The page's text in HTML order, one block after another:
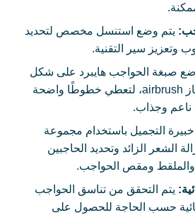
: يتم وضع استنسل مخصص لتحديد
وتعزيز سير التقنية.
صبغة الحواجب هايبرد على شكل
طبقات باستخدام جهاز airbrush، لتعطي خطوطًا واضحة
ناعم وجذاب.
التجميل باستخدام مجموعة
الشعر الزائد وتحديد الحاجبين
والملقط ومقص الحواجب.
: يتم التحقق من تناسق الحواجب
حسب الحاجة للحصول على